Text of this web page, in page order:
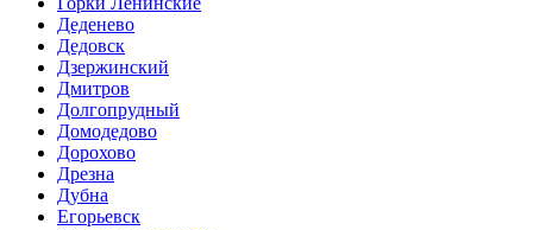
Деденево
Дедовск
Дзержинский
Дмитров
Долгопрудный
Домодедово
Дорохово
Дрезна
Дубна
Егорьевск